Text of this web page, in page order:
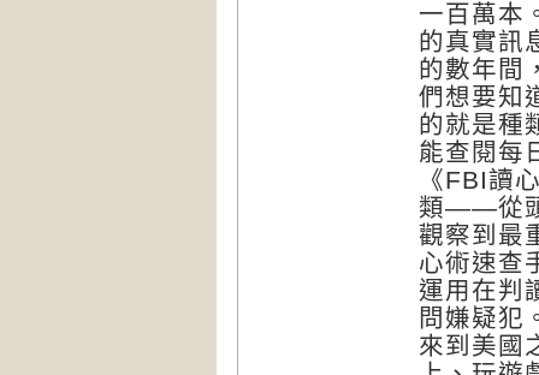
一百萬本
的真實訊
的數年間
們想要知
的就是種
能查閱每
《FBI讀
類——從
觀察到最
心術速查
運用在判
問嫌疑犯
來到美國